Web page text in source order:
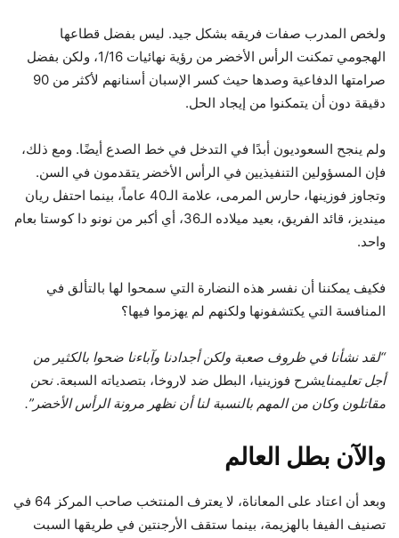
ولخص المدرب صفات فريقه بشكل جيد. ليس بفضل قطاعها
الهجومي تمكنت الرأس الأخضر من رؤية نهائيات 1/16، ولكن بفضل
صرامتها الدفاعية وصدها حيث كسر الإسبان أسنانهم لأكثر من 90
دقيقة دون أن يتمكنوا من إيجاد الحل.
ولم ينجح السعوديون أبدًا في التدخل في خط الصدع أيضًا. ومع ذلك،
فإن المسؤولين التنفيذيين في الرأس الأخضر يتقدمون في السن.
وتجاوز فوزينها، حارس المرمى، علامة الـ40 عاماً، بينما احتفل ريان
مينديز، قائد الفريق، بعيد ميلاده الـ36، أي أكبر من نونو دا كوستا بعام
واحد.
فكيف يمكننا أن نفسر هذه النضارة التي سمحوا لها بالتألق في
المنافسة التي يكتشفونها ولكنهم لم يهزموا فيها؟
“لقد نشأنا في ظروف صعبة ولكن أجدادنا وآباءنا ضحوا بالكثير من
أجل تعليمنايشرح فوزينيا، البطل ضد لاروخا، بتصدياته السبعة. نحن
مقاتلون وكان من المهم بالنسبة لنا أن نظهر مرونة الرأس الأخضر”.
والآن بطل العالم
وبعد أن اعتاد على المعاناة، لا يعترف المنتخب صاحب المركز 64 في
تصنيف الفيفا بالهزيمة، بينما ستقف الأرجنتين في طريقها السبت